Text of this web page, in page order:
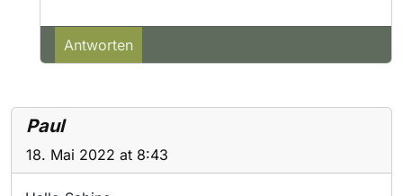
Antworten
Paul
18. Mai 2022 at 8:43